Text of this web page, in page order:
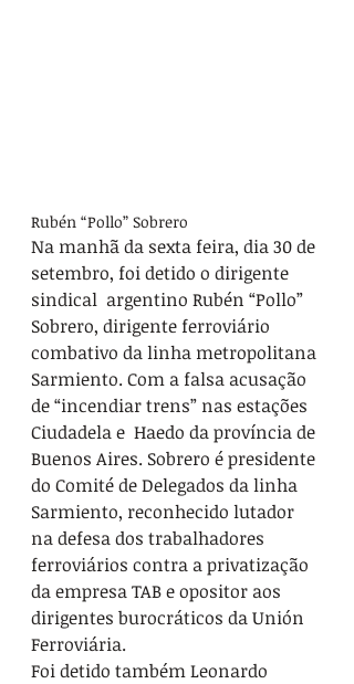
Rubén “Pollo” Sobrero
Na manhã da sexta feira, dia 30 de
setembro, foi detido o dirigente
sindical  argentino Rubén “Pollo”
Sobrero, dirigente ferroviário
combativo da linha metropolitana
Sarmiento. Com a falsa acusação
de “incendiar trens” nas estações
Ciudadela e  Haedo da província de
Buenos Aires. Sobrero é presidente
do Comité de Delegados da linha
Sarmiento, reconhecido lutador
na defesa dos trabalhadores
ferroviários contra a privatização
da empresa TAB e opositor aos
dirigentes burocráticos da Unión
Ferroviária.
Foi detido também Leonardo